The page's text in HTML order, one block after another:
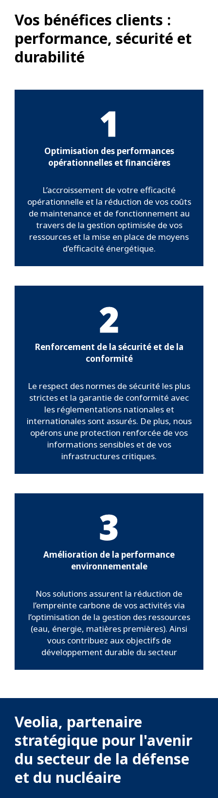
Vos bénéfices clients :
performance, sécurité et
durabilité
1
Optimisation des performances
opérationnelles et financières
L’accroissement de votre efficacité
opérationnelle et la réduction de vos coûts
de maintenance et de fonctionnement au
travers de la gestion optimisée de vos
ressources et la mise en place de moyens
d’efficacité énergétique.
2
Renforcement de la sécurité et de la
conformité
Le respect des normes de sécurité les plus
strictes et la garantie de conformité avec
les réglementations nationales et
internationales sont assurés. De plus, nous
opérons une protection renforcée de vos
informations sensibles et de vos
infrastructures critiques.
3
Amélioration de la performance
environnementale
Nos solutions assurent la réduction de
l’empreinte carbone de vos activités via
l’optimisation de la gestion des ressources
(eau, énergie, matières premières). Ainsi
vous contribuez aux objectifs de
développement durable du secteur
Veolia, partenaire
stratégique pour l'avenir
du secteur de la défense
et du nucléaire